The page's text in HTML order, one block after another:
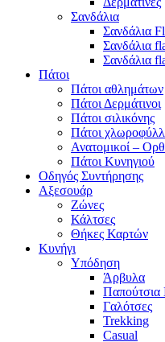
Σανδάλια
Σανδάλια
Σανδάλια
Σανδάλια
Πάτοι
Πάτοι αθλημάτων
Πάτοι Δερμάτινοι
Πάτοι σιλικόνης
Πάτοι
Ανατομικοί –
Πάτοι Κυνηγιού
Οδηγός Συντήρησης
Αξεσουάρ
Ζώνες
Κάλτσες
Θήκες Καρτών
Κυνήγι
Υπόδηση
Άρβυλα
Παπούτσια
Γαλότσες
Trekking
Casual